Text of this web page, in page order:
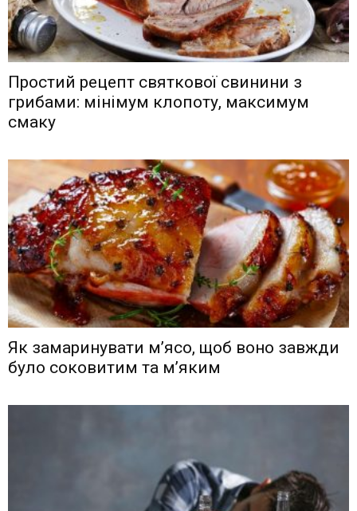
Простий рецепт святкової свинини з
грибами: мінімум клопоту, максимум
смаку
Як замаринувати м’ясо, щоб воно завжди
було соковитим та м’яким